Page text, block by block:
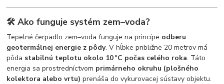
🛠 Ako funguje systém zem–voda?
Tepelné čerpadlo zem–voda funguje na princípe odberu
geotermálnej energie z pôdy. V hĺbke približne 20 metrov má
pôda stabilnú teplotu okolo 10 °C počas celého roka. Táto
energia sa prostredníctvom primárneho okruhu (plošného
kolektora alebo vrtu) prenáša do vykurovacej sústavy objektu.